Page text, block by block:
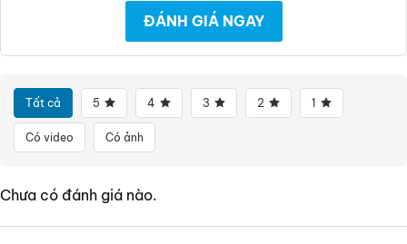
ĐÁNH GIÁ NGAY
Tất cả 5 4 3 2 1
Có video Có ảnh
Chưa có đánh giá nào.